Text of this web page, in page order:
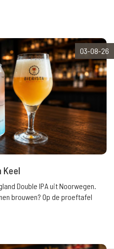
03-08-26
Double IPA uit Noorwegen.
brouwen? Op de proeftafel